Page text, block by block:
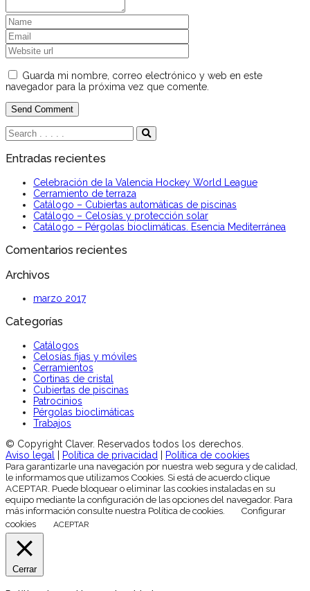
Guarda mi nombre, correo electrónico y web en este
navegador para la próxima vez que comente.
Entradas recientes
Celebración de la Valencia Hockey World League
Cerramiento de terraza
Catálogo – Cubiertas automáticas de piscinas
Catálogo – Celosías y protección solar
Catálogo – Pérgolas bioclimáticas. Esencia Mediterránea
Comentarios recientes
Archivos
marzo 2017
Categorías
Catálogos
Celosías fijas y móviles
Cerramientos
Cortinas de cristal
Cubiertas de piscinas
Patrocinios
Pérgolas bioclimáticas
Trabajos
© Copyright Claver. Reservados todos los derechos.
Aviso legal
Política de privacidad
Política de cookies
Para garantizarle una navegación por nuestra web segura y de calidad,
le informamos que utilizamos Cookies. Si está de acuerdo clique
ACEPTAR. Puede bloquear o eliminar las cookies instaladas en su
equipo mediante la configuración de las opciones del navegador. Para
más información consulte nuestra Política de cookies.
Configurar
cookies
ACEPTAR
Cerrar